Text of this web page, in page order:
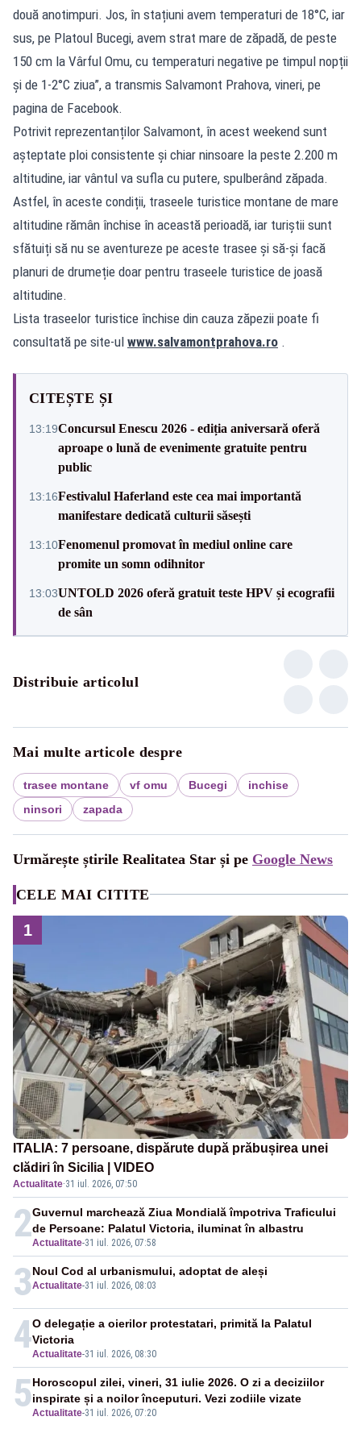
două anotimpuri. Jos, în stațiuni avem temperaturi de 18°C, iar
sus, pe Platoul Bucegi, avem strat mare de zăpadă, de peste
150 cm la Vârful Omu, cu temperaturi negative pe timpul nopții
și de 1-2°C ziua”, a transmis Salvamont Prahova, vineri, pe
pagina de Facebook.
Potrivit reprezentanților Salvamont, în acest weekend sunt
așteptate ploi consistente și chiar ninsoare la peste 2.200 m
altitudine, iar vântul va sufla cu putere, spulberând zăpada.
Astfel, în aceste condiții, traseele turistice montane de mare
altitudine rămân închise în această perioadă, iar turiștii sunt
sfătuiți să nu se aventureze pe aceste trasee și să-și facă
planuri de drumeție doar pentru traseele turistice de joasă
altitudine.
Lista traseelor turistice închise din cauza zăpezii poate fi
consultată pe site-ul www.salvamontprahova.ro .
CITEȘTE ȘI
13:19Concursul Enescu 2026 - ediția aniversară oferă
aproape o lună de evenimente gratuite pentru
public
13:16Festivalul Haferland este cea mai importantă
manifestare dedicată culturii săsești
13:10Fenomenul promovat în mediul online care
promite un somn odihnitor
13:03UNTOLD 2026 oferă gratuit teste HPV și ecografii
de sân
Distribuie articolul
Mai multe articole despre
trasee montane vf omu Bucegi
inchise
ninsori
zapada
Urmărește știrile Realitatea Star și pe Google News
CELE MAI CITITE
1
ITALIA: 7 persoane, dispărute după prăbușirea unei
clădiri în Sicilia | VIDEO
Actualitate·31 iul. 2026, 07:50
2Actualitate-31 iul. 2026, 07:58
Guvernul marchează Ziua Mondială împotriva Traficului
de Persoane: Palatul Victoria, iluminat în albastru
3Actualitate-31 iul. 2026, 08:03
Noul Cod al urbanismului, adoptat de aleși
4Actualitate-31 iul. 2026, 08:30
O delegație a oierilor protestatari, primită la Palatul
Victoria
5Actualitate-31 iul. 2026, 07:20
Horoscopul zilei, vineri, 31 iulie 2026. O zi a deciziilor
inspirate și a noilor începuturi. Vezi zodiile vizate